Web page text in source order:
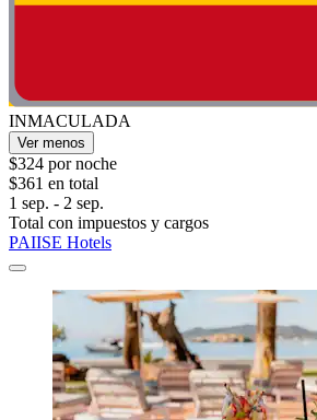
INMACULADA
Ver menos
$324 por noche
$361 en total
1 sep. - 2 sep.
Total con impuestos y cargos
PAIISE Hotels